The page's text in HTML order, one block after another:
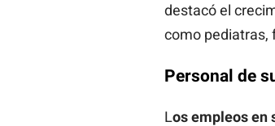
destacó el
como pediatras,
Personal de
Los empleos en